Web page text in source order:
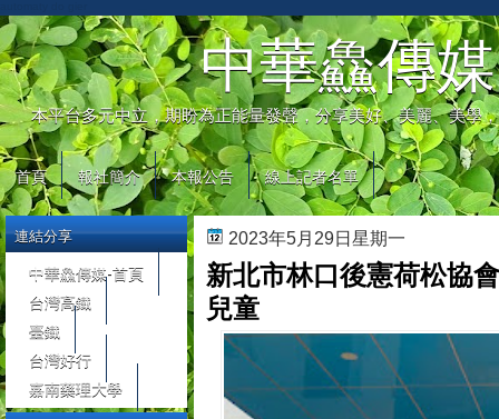
中華鱻傳媒
本平台多元中立，期盼為正能量發聲，分享美好、美麗、美學
首頁 報社簡介 本報公告 線上記者名單
2023年5月29日星期一
新北市林口後憲荷松協
兒童
連結分享
中華鱻傳媒-首頁
台灣高鐵
臺鐵
台灣好行
嘉南藥理大學